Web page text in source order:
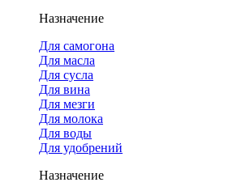
Назначение
Для самогона
Для масла
Для сусла
Для вина
Для мезги
Для молока
Для воды
Для удобрений
Назначение